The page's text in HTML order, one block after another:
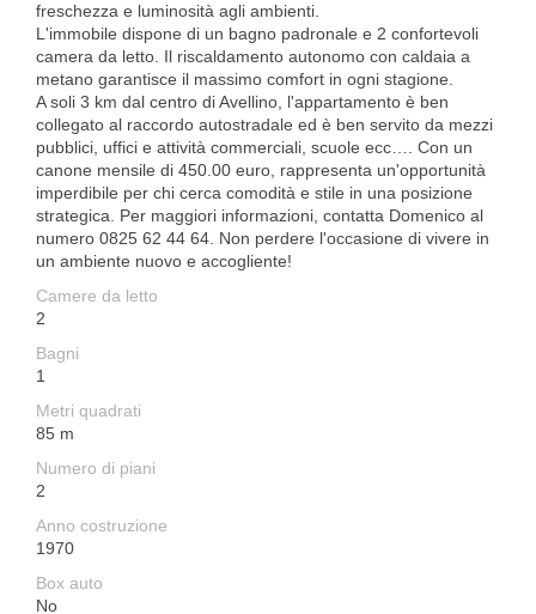
freschezza e luminosità agli ambienti.
L'immobile dispone di un bagno padronale e 2 confortevoli
camera da letto. Il riscaldamento autonomo con caldaia a
metano garantisce il massimo comfort in ogni stagione.
A soli 3 km dal centro di Avellino, l'appartamento è ben
collegato al raccordo autostradale ed è ben servito da mezzi
pubblici, uffici e attività commerciali, scuole ecc…. Con un
canone mensile di 450.00 euro, rappresenta un'opportunità
imperdibile per chi cerca comodità e stile in una posizione
strategica. Per maggiori informazioni, contatta Domenico al
numero 0825 62 44 64. Non perdere l'occasione di vivere in
un ambiente nuovo e accogliente!
Camere da letto
2
Bagni
1
Metri quadrati
85 m
Numero di piani
2
Anno costruzione
1970
Box auto
No